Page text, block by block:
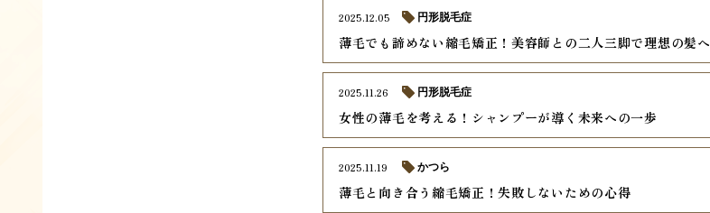
薄毛でも諦めない縮毛矯正！美容師との二人三脚で理想の髪へ
2025.12.05 円形脱毛症
女性の薄毛を考える！シャンプーが導く未来への一歩
2025.11.26 円形脱毛症
薄毛と向き合う縮毛矯正！失敗しないための心得
2025.11.19 かつら